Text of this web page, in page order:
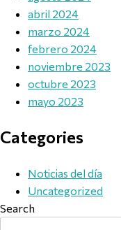
abril 2024
marzo 2024
febrero 2024
noviembre 2023
octubre 2023
mayo 2023
Categories
Noticias del día
Uncategorized
Search